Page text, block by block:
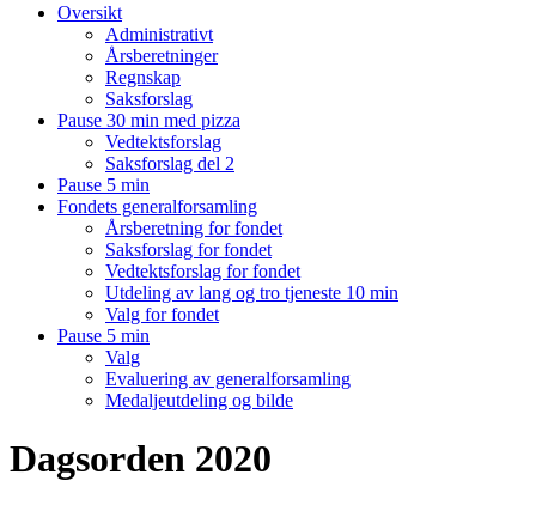
Oversikt
Administrativt
Årsberetninger
Regnskap
Saksforslag
Pause 30 min med pizza
Vedtektsforslag
Saksforslag del 2
Pause 5 min
Fondets generalforsamling
Årsberetning for fondet
Saksforslag for fondet
Vedtektsforslag for fondet
Utdeling av lang og tro tjeneste 10 min
Valg for fondet
Pause 5 min
Valg
Evaluering av generalforsamling
Medaljeutdeling og bilde
Dagsorden 2020